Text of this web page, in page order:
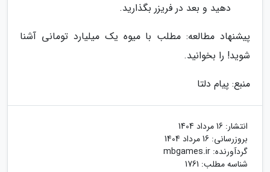
دهید و بعد در فریزر بگذارید.
پیشنهاد مطالعه: مطلب با میوه یک میلیارد تومانی آشنا
شوید! را بخوانید.
منبع: پیام دلتا
انتشار: 16 مرداد 1404
بروزرسانی: 16 مرداد 1404
گردآورنده: mbgames.ir
شناسه مطلب: 1761